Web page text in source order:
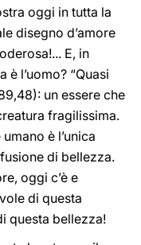
oggi in tutta la
disegno d’amore
E, in
l’uomo? “Quasi
un essere che
fragilissima.
è l’unica
di bellezza.
oggi c’è e
di questa
questa bellezza!